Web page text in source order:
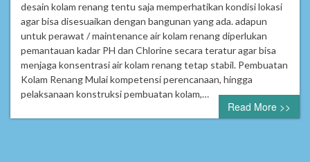
desain kolam renang tentu saja memperhatikan kondisi lokasi
agar bisa disesuaikan dengan bangunan yang ada. adapun
untuk perawat / maintenance air kolam renang diperlukan
pemantauan kadar PH dan Chlorine secara teratur agar bisa
menjaga konsentrasi air kolam renang tetap stabil. Pembuatan
Kolam Renang Mulai kompetensi perencanaan, hingga
pelaksanaan konstruksi pembuatan kolam,…
Read More >>